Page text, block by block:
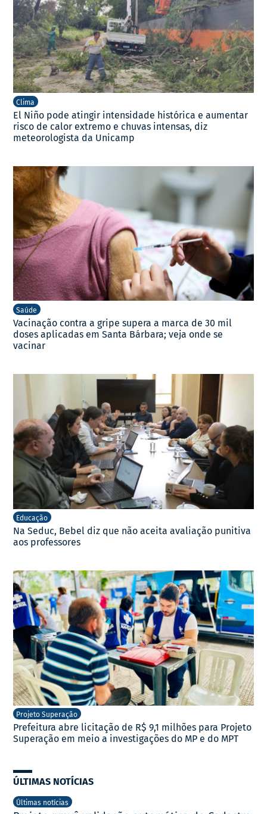
Clima
El Niño pode atingir intensidade histórica e aumentar
risco de calor extremo e chuvas intensas, diz
meteorologista da Unicamp
Saúde
Vacinação contra a gripe supera a marca de 30 mil
doses aplicadas em Santa Bárbara; veja onde se
vacinar
Educação
Na Seduc, Bebel diz que não aceita avaliação punitiva
aos professores
Projeto Superação
Prefeitura abre licitação de R$ 9,1 milhões para Projeto
Superação em meio a investigações do MP e do MPT
ÚLTIMAS NOTÍCIAS
Últimas notícias